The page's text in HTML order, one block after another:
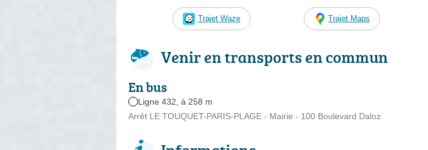
Trajet Waze Trajet Maps
Venir en transports en commun
En bus
Ligne 432, à 258 m
Arrêt LE TOUQUET-PARIS-PLAGE - Mairie - 100 Boulevard Daloz